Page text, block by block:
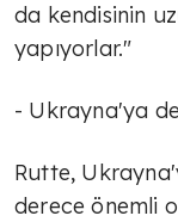
da kendisinin
yapıyorlar."
- Ukrayna'ya
Rutte,
derece önemli